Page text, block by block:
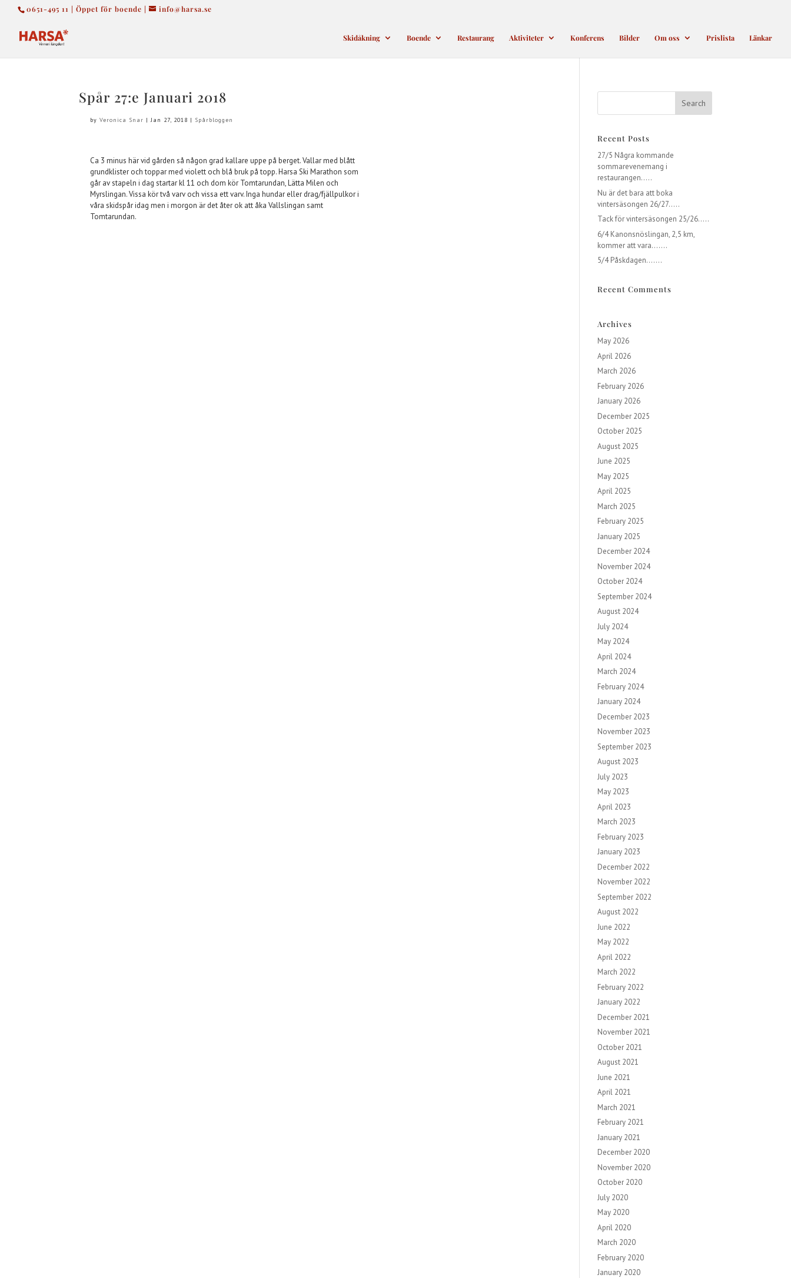
0651-495 11 | Öppet för boende | info@harsa.se
Skidåkning Boende Restaurang Aktiviteter Konferens Bilder Om oss Prislista Länkar
Spår 27:e Januari 2018
byVeronica Snar |Jan 27, 2018 | Spårbloggen
Ca 3 minus här vid gården så någon grad kallare uppe på berget. Vallar med blått
grundklister och toppar med violett och blå bruk på topp. Harsa Ski Marathon som
går av stapeln i dag startar kl 11 och dom kör Tomtarundan, Lätta Milen och
Myrslingan. Vissa kör två varv och vissa ett varv. Inga hundar eller drag/fjällpulkor i
våra skidspår idag men i morgon är det åter ok att åka Vallslingan samt
Tomtarundan.
Recent Posts
27/5 Några kommande
sommarevenemang i
restaurangen…..
Nu är det bara att boka
vintersäsongen 26/27…..
Tack för vintersäsongen 25/26…..
6/4 Kanonsnöslingan, 2,5 km,
kommer att vara…….
5/4 Påskdagen…….
Recent Comments
Archives
May 2026
April 2026
March 2026
February 2026
January 2026
December 2025
October 2025
August 2025
June 2025
May 2025
April 2025
March 2025
February 2025
January 2025
December 2024
November 2024
October 2024
September 2024
August 2024
July 2024
May 2024
April 2024
March 2024
February 2024
January 2024
December 2023
November 2023
September 2023
August 2023
July 2023
May 2023
April 2023
March 2023
February 2023
January 2023
December 2022
November 2022
September 2022
August 2022
June 2022
May 2022
April 2022
March 2022
February 2022
January 2022
December 2021
November 2021
October 2021
August 2021
June 2021
April 2021
March 2021
February 2021
January 2021
December 2020
November 2020
October 2020
July 2020
May 2020
April 2020
March 2020
February 2020
January 2020